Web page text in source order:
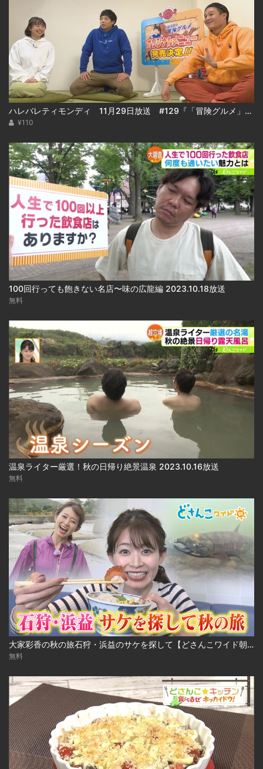
ハレバレティモンディ 11月29日放送 #129『「冒険グルメ」秋の大収穫祭＆重大発表！』
¥110
100回行っても飽きない名店〜味の広龍編 2023.10.18放送
無料
温泉ライター厳選！秋の日帰り絶景温泉 2023.10.16放送
無料
大家彩香の秋の旅石狩・浜益のサケを探して【どさんこワイド朝】 ※2023年10月3日 放送
無料